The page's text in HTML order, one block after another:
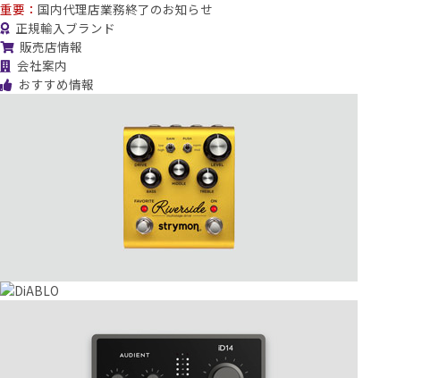
重要： 国内代理店業務終了のお知らせ
正規輸入ブランド
販売店情報
会社案内
おすすめ情報